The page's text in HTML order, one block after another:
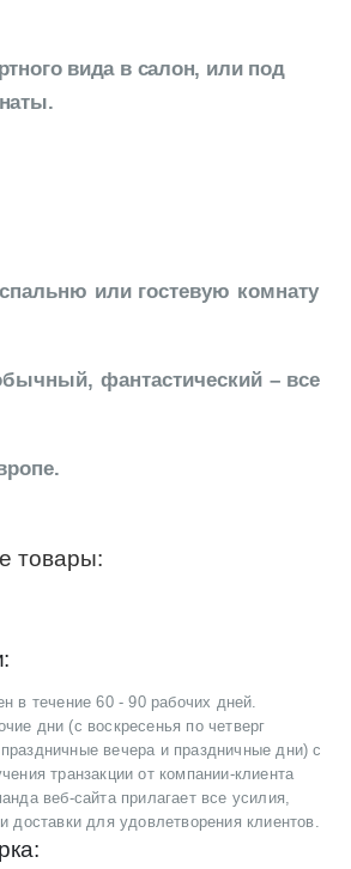
вида в салон, или под
или гостевую комнату
фантастический – все
товары:
в течение 60 - 90 рабочих дней.
дни (с воскресенья по четверг
вечера и праздничные дни) с
транзакции от компании-клиента
веб-сайта прилагает все усилия,
доставки для удовлетворения клиентов.